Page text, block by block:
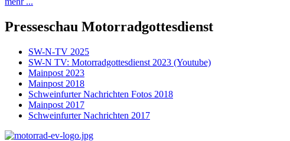
Presseschau Motorradgottesdienst
SW-N-TV 2025
SW-N TV: Motorradgottesdienst 2023 (Youtube)
Mainpost 2023
Mainpost 2018
Schweinfurter Nachrichten Fotos 2018
Mainpost 2017
Schweinfurter Nachrichten 2017